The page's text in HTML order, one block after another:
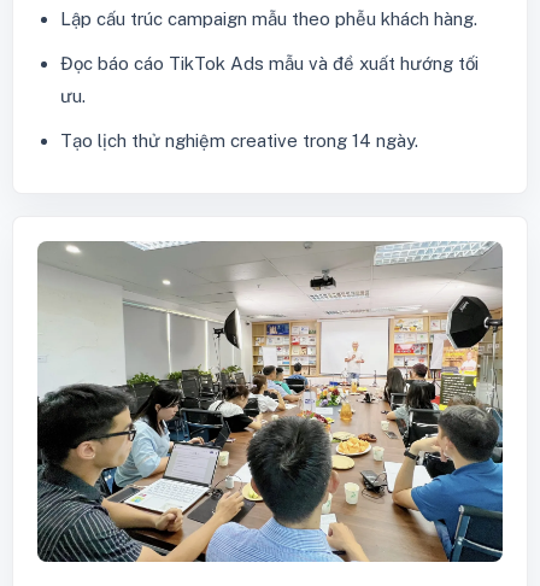
Lập cấu trúc campaign mẫu theo phễu khách hàng.
Đọc báo cáo TikTok Ads mẫu và đề xuất hướng tối
ưu.
Tạo lịch thử nghiệm creative trong 14 ngày.